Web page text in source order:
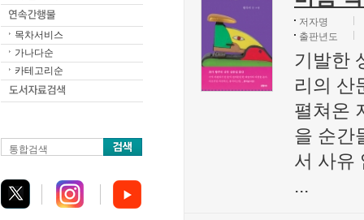
목차서비스
가나다순
카테고리순
통합검색
저자명
출판년도
기발한
리의 산
펼쳐온
을 순간
서 사유
...